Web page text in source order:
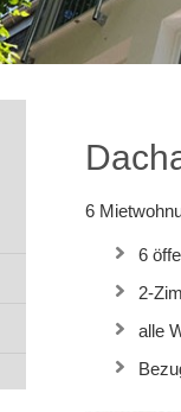
6
6
2-
alle